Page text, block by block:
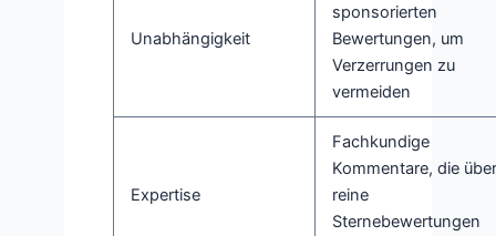
Unabhängigkeit
sponsorierten
Bewertungen, um
Verzerrungen zu
vermeiden
Expertise
Fachkundige
Kommentare, die über
reine
Sternebewertungen